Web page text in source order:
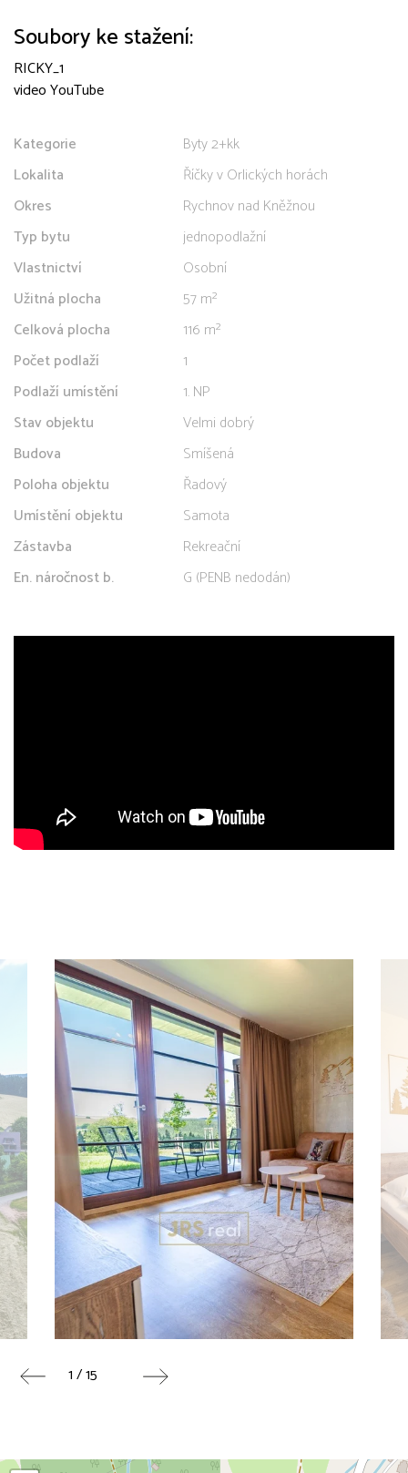
Soubory ke stažení:
RICKY_1
video YouTube
Kategorie
Byty 2+kk
Lokalita
Říčky v Orlických horách
Okres
Rychnov nad Kněžnou
Typ bytu
jednopodlažní
Vlastnictví
Osobní
Užitná plocha
57 m²
Celková plocha
116 m²
Počet podlaží
1
Podlaží umístění
1. NP
Stav objektu
Velmi dobrý
Budova
Smíšená
Poloha objektu
Řadový
Umístění objektu
Samota
Zástavba
Rekreační
En. náročnost b.
G (PENB nedodán)
1 / 15